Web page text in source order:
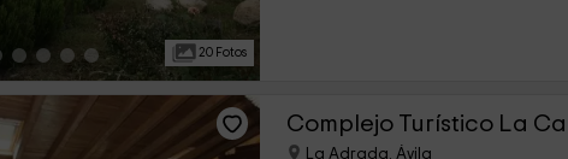
20 Fotos
fantástica).
Complejo Turístico La
La Adrada, Ávila